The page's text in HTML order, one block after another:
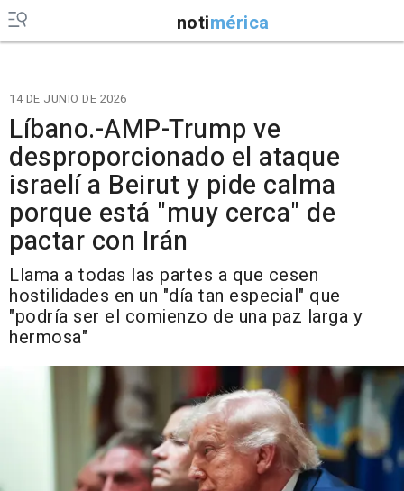
notimérica
14 DE JUNIO DE 2026
Líbano.-AMP-Trump ve
desproporcionado el ataque
israelí a Beirut y pide calma
porque está "muy cerca" de
pactar con Irán
Llama a todas las partes a que cesen
hostilidades en un "día tan especial" que
"podría ser el comienzo de una paz larga y
hermosa"